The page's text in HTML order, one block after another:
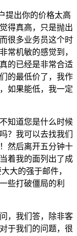
提出你的价格太高
得真高，只是抛出
很多业务员这个时
常机敏的感觉到，
的已经是非常合适
的最低价了，我作
如果能低，我一定
知道您是什么时候
？我可以去找我们
然后离开五分钟十
着我的面列出了成
大的强于邮件，
些打破僵局的利
，我们答，除非客
于我们的问题，很